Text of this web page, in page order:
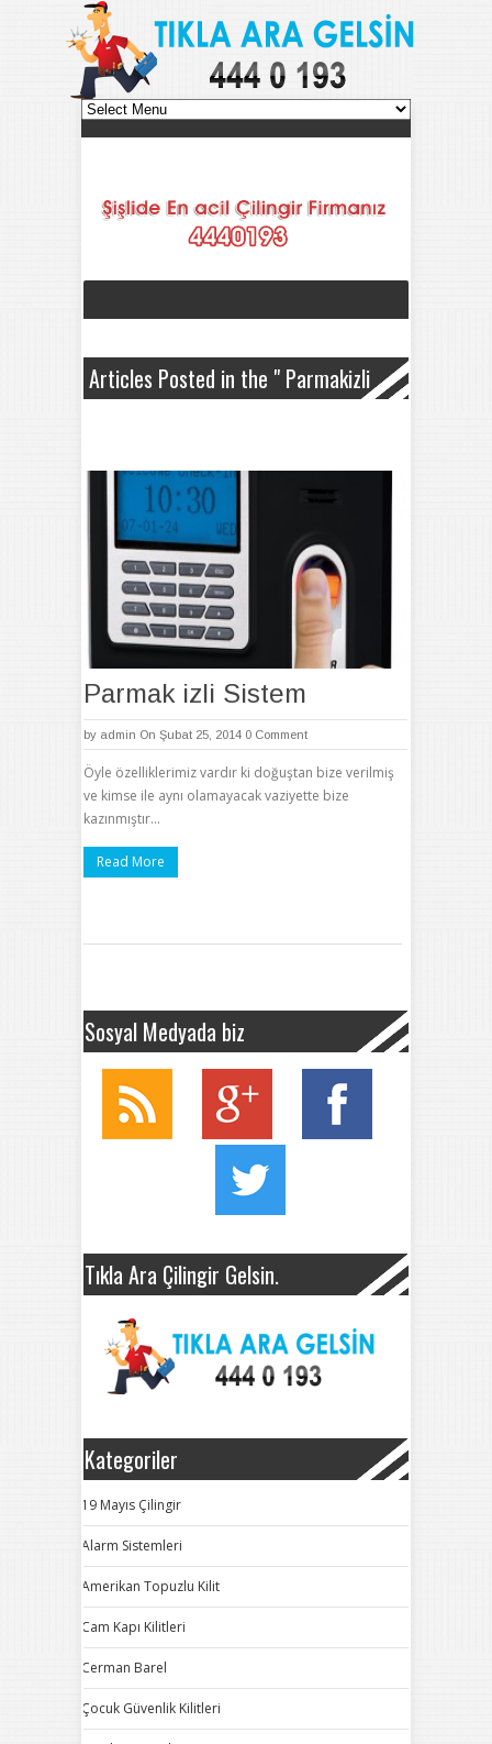
Articles Posted in the " Parmakizli
Sistem " Category
Parmak izli Sistem
by admin On Şubat 25, 2014 0 Comment
Öyle özelliklerimiz vardır ki doğuştan bize verilmiş
ve kimse ile aynı olamayacak vaziyette bize
kazınmıştır…
Read More
Sosyal Medyada biz
Tıkla Ara Çilingir Gelsin.
Kategoriler
19 Mayıs Çilingir
Alarm Sistemleri
Amerikan Topuzlu Kilit
Cam Kapı Kilitleri
Cerman Barel
Çocuk Güvenlik Kilitleri